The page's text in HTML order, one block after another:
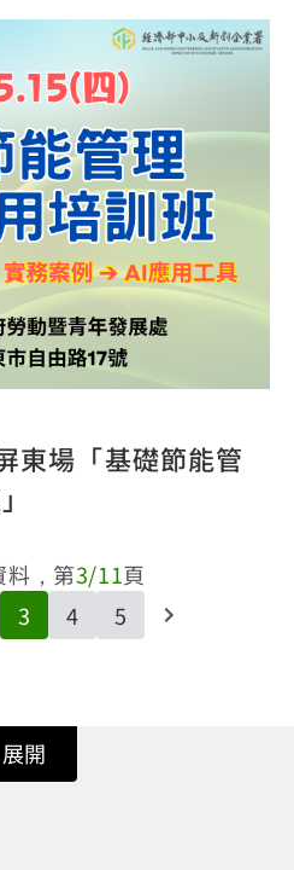
場「基礎節能管
料，第3/11頁
3 4 5
展開